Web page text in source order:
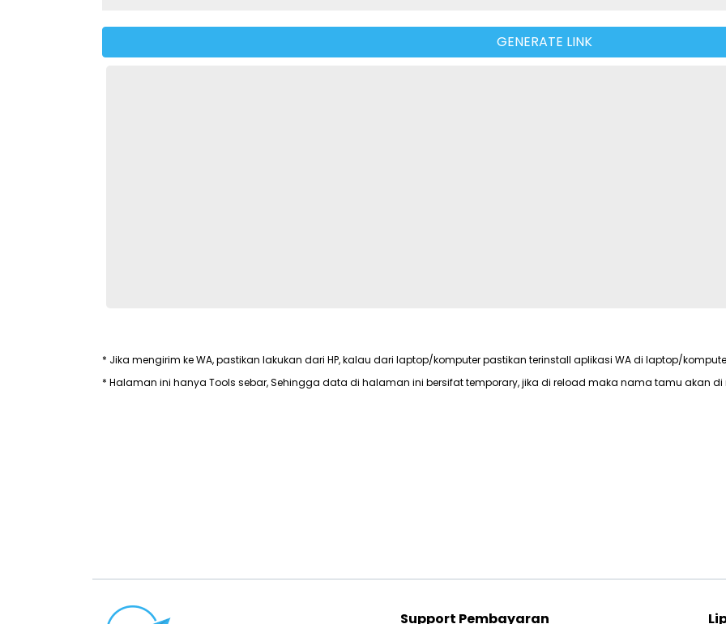
GENERATE LINK
* Jika mengirim ke WA, pastikan lakukan dari HP, kalau dari laptop/komputer pastikan terinstall aplikasi WA di laptop/
* Halaman ini hanya Tools sebar, Sehingga data di halaman ini bersifat temporary, jika di reload maka nama tamu akan di
Support Pembayaran